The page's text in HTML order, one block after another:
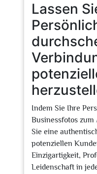
Lassen
Indem Sie Ihre
Businessfotos
Sie eine
potenziellen
Einzigartigkeit,
Leidenschaft in